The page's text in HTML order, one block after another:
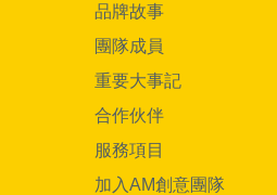
品牌故事
團隊成員
重要大事記
合作伙伴
服務項目
加入AM創意團隊